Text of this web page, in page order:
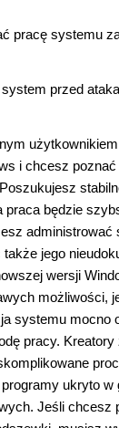
pracę systemu
przed
i chcesz
praca będzie
administrować
jego
wersji
możliwości,
systemu mocno
pracy. Kreatory
ukryto w
Jeśli chcesz